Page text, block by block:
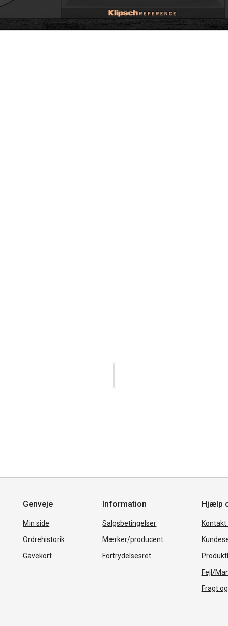
Genveje
Min side
Ordrehistorik
Gavekort
Information
Salgsbetingelser
Mærker/producent
Fortrydelsesret
Hjælp
Kontakt
Fejl/
Fragt